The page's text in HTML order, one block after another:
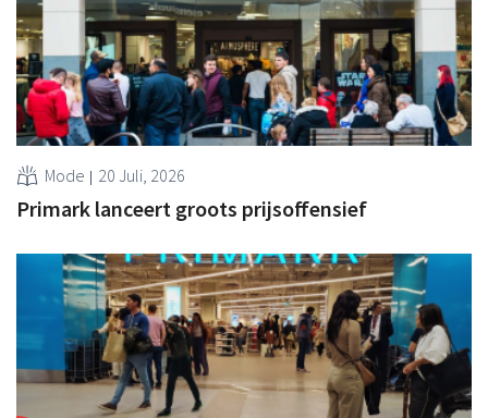
Mode 20 Juli, 2026
Primark lanceert groots prijsoffensief